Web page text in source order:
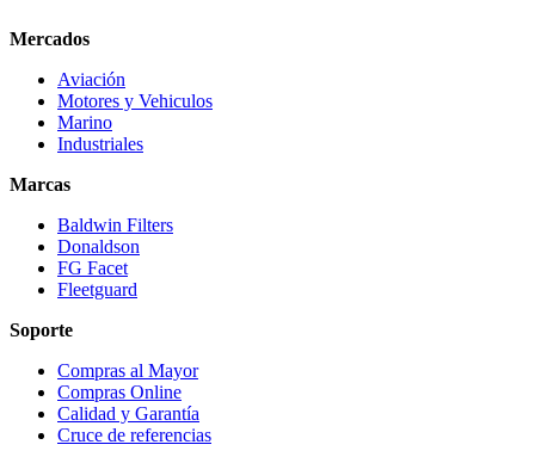
Mercados
Aviación
Motores y Vehiculos
Marino
Industriales
Marcas
Baldwin Filters
Donaldson
FG Facet
Fleetguard
Soporte
Compras al Mayor
Compras Online
Calidad y Garantía
Cruce de referencias